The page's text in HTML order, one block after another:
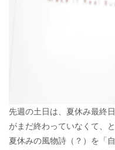
先週の土日は、夏休み最終
がまだ終わっていなくて、
夏休みの風物詩（？）を「